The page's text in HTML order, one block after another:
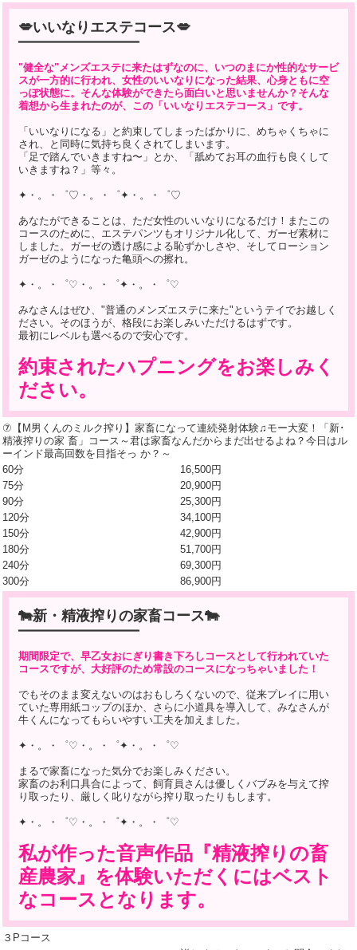
💋いいなりエステコース💋
━━━━━━━━━━━━━━━━━━━
"健全な"メンズエステに来たはずなのに、いつのまにか性的なサービ
スが一方的に行われ、女性のいいなりになった結果、心身ともに空
っぽ状態に。そんな体験ができたら面白いと思いませんか？そんな
着想から生まれたのが、この「いいなりエステコース」です。
「いいなりになる」と約束してしまったばかりに、めちゃくちゃに
され、と同時に気持ち良くされてしまいます。
「足で踏んでいきますね〜」とか、「舐めてお耳の血行も良くして
いきますね？」等々。
✦・。・゜♡・。・゜✦・。・゜♡
あなたができることは、ただ女性のいいなりになるだけ！またこの
コースのために、エステパンツもオリジナル化して、ガーゼ素材に
しました。ガーゼの透け感による恥ずかしさや、そしてローション
ガーゼのようになった亀頭への擦れ。
✦・。・゜♡・。・゜✦・。・゜♡
みなさんはぜひ、"普通のメンズエステに来た"というテイでお越しく
ださい。そのほうが、格段にお楽しみいただけるはずです。
最初にレベルも選べるので安心です。
約束されたハプニングをお楽しみく
ださい。
⑦【М男くんのミルク搾り】家畜になって連続発射体験♫モー大変！「新･
精液搾りの家 畜」コース～君は家畜なんだからまだ出せるよね？今日はル
ーインド最高回数を目指そっ か？～
60分
16,500円
75分
20,900円
90分
25,300円
120分
34,100円
150分
42,900円
180分
51,700円
240分
69,300円
300分
86,900円
🐄新・精液搾りの家畜コース🐄
━━━━━━━━━━━━━━━━━━━
期間限定で、早乙女おにぎり書き下ろしコースとして行われていた
コースですが、大好評のため常設のコースになっちゃいました！
でもそのまま変えないのはおもしろくないので、従来プレイに用い
ていた専用紙コップのほか、さらに小道具を導入して、みなさんが
牛くんになってもらいやすい工夫を加えました。
✦・。・゜♡・。・゜✦・。・゜♡
まるで家畜になった気分でお楽しみください。
家畜のお利口具合によって、飼育員さんは優しくバブみを与えて搾
り取ったり、厳しく叱りながら搾り取ったりもします。
✦・。・゜♡・。・゜✦・。・゜♡
私が作った音声作品『精液搾りの畜
産農家』を体験いただくにはベスト
なコースとなります。
３Pコース